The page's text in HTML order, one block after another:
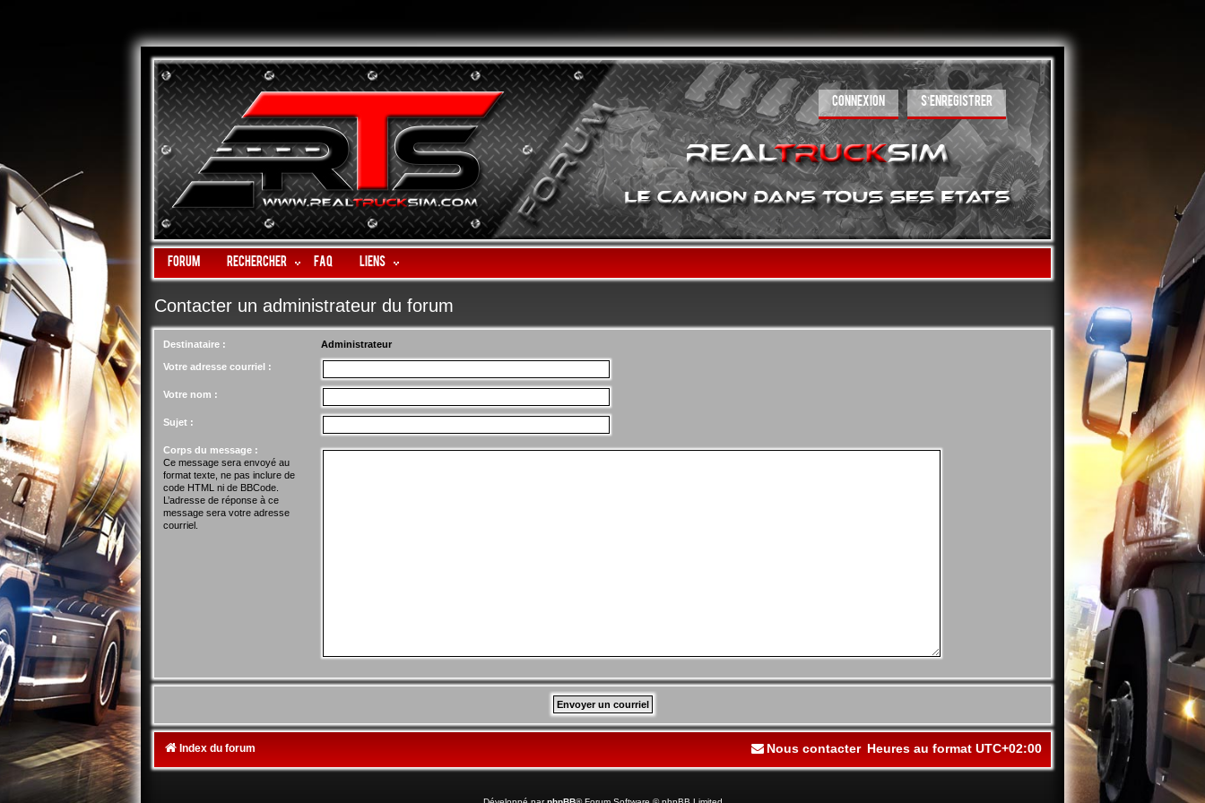
CONNEXION S’ENREGISTRER
Forum Rechercher FAQ LIENS
Contacter un administrateur du forum
Destinataire : Administrateur
Votre adresse courriel :
Votre nom :
Sujet :
Corps du message :
Ce message sera envoyé au
format texte, ne pas inclure de
code HTML ni de BBCode.
L’adresse de réponse à ce
message sera votre adresse
courriel.
Index du forum Heures au format UTC+02:00
Nous contacter